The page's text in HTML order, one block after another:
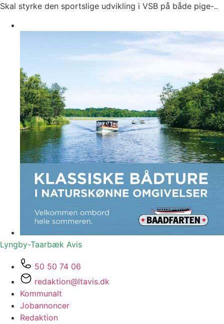
Skal styrke den sportslige udvikling i VSB på både pige-..
Lyngby-Taarbæk Avis
50 50 74 06
redaktion@ltavis.dk
Kommunalt
Jobannoncer
Redaktion